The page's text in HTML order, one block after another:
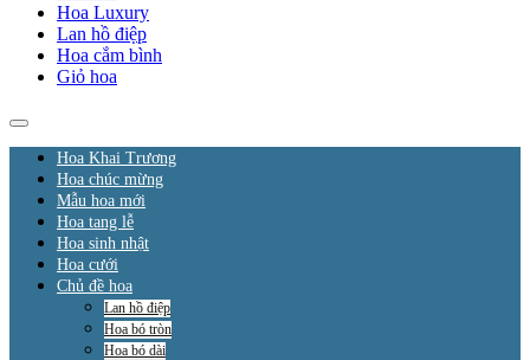
Hoa Luxury
Lan hồ điệp
Hoa cắm bình
Giỏ hoa
Hoa Khai Trương
Hoa chúc mừng
Mẫu hoa mới
Hoa tang lễ
Hoa sinh nhật
Hoa cưới
Chủ đề hoa
Lan hồ điệp
Hoa bó tròn
Hoa bó dài